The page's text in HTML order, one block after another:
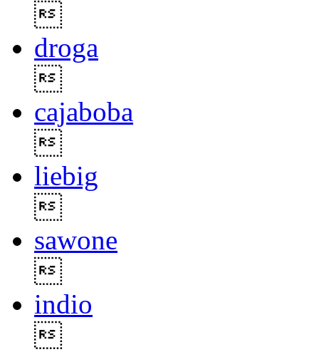
droga
cajaboba
liebig
sawone
indio